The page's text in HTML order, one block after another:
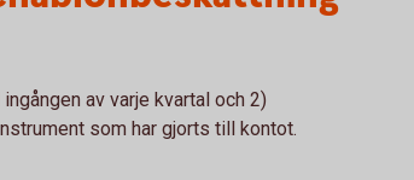
av varje kvartal och 2)
som har gjorts till kontot.